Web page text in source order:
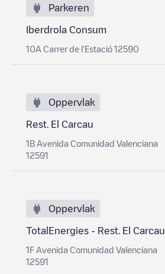
Parkeren
Iberdrola Consum
10A Carrer de l'Estació 12590
Oppervlak
Rest. El Carcau
1B Avenida Comunidad Valenciana
12591
Oppervlak
TotalEnergies - Rest. El Carcau
1F Avenida Comunidad Valenciana
12591